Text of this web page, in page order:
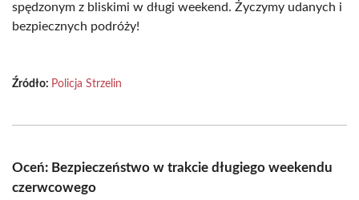
spędzonym z bliskimi w długi weekend. Życzymy udanych i
bezpiecznych podróży!
Źródło: Policja Strzelin
Oceń: Bezpieczeństwo w trakcie długiego weekendu
czerwcowego